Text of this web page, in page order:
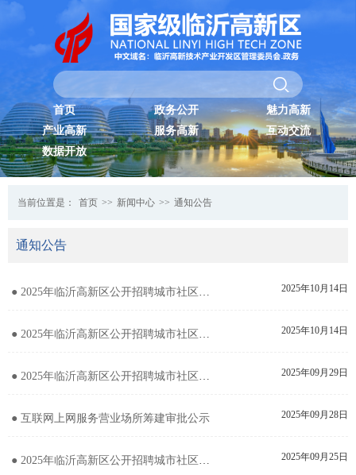
首页 政务公开
魅力高新
产业高新
服务高新
互动交流
数据开放
当前位置是： 首页 >> 新闻中心 >> 通知公告
通知公告
● 2025年临沂高新区公开招聘城市社区专职工作者面试公告 2025年10月14日
● 2025年临沂高新区公开招聘城市社区专职工作者取消面试资格及递补人员公告 2025年10月14日
● 2025年临沂高新区公开招聘城市社区专职工作者面试资格审查有关问题的公告 2025年09月29日
● 互联网上网服务营业场所筹建审批公示 2025年09月28日
● 2025年临沂高新区公开招聘城市社区专职工作者进入面试资格审查人员名单的公告 2025年09月25日